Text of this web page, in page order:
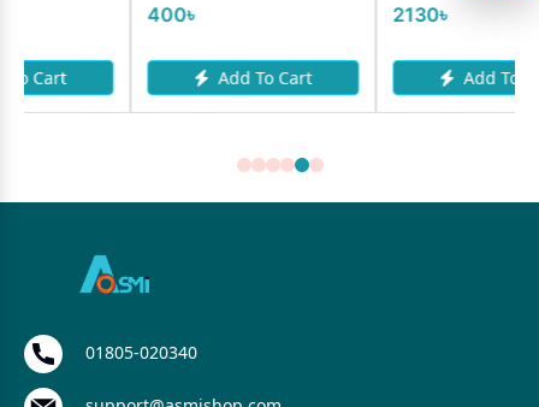
Add To Cart Add To Cart
01805-020340